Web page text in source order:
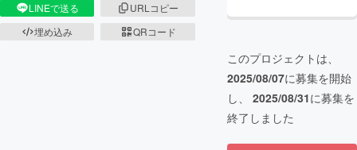
LINEで送る
URLコピー
埋め込み
QRコード
このプロジェクトは、
2025/08/07に募集を開始
し、 2025/08/31に募集を
終了しました